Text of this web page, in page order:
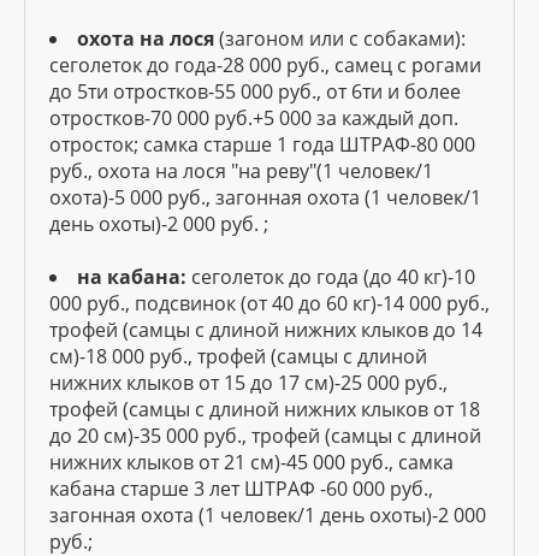
охота на лося(загоном или с собаками):
сеголеток до года-28 000 руб., самец с рогами
до 5ти отростков-55 000 руб., от 6ти и более
отростков-70 000 руб.+5 000 за каждый доп.
отросток; самка старше 1 года ШТРАФ-80 000
руб., охота на лося "на реву"(1 человек/1
охота)-5 000 руб., загонная охота (1 человек/1
день охоты)-2 000 руб. ;
на кабана: сеголеток до года (до 40 кг)-10
000 руб., подсвинок (от 40 до 60 кг)-14 000 руб.,
трофей (самцы с длиной нижних клыков до 14
см)-18 000 руб., трофей (самцы с длиной
нижних клыков от 15 до 17 см)-25 000 руб.,
трофей (самцы с длиной нижних клыков от 18
до 20 см)-35 000 руб., трофей (самцы с длиной
нижних клыков от 21 см)-45 000 руб., самка
кабана старше 3 лет ШТРАФ -60 000 руб.,
загонная охота (1 человек/1 день охоты)-2 000
руб.;